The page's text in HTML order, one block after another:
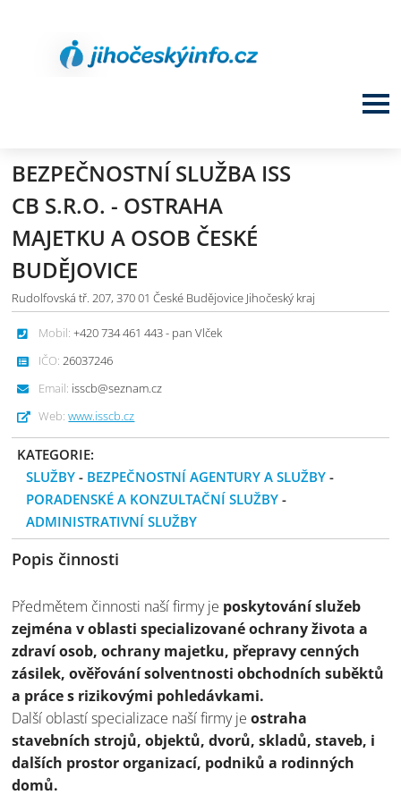
BEZPEČNOSTNÍ SLUŽBA ISS
CB S.R.O. - OSTRAHA
MAJETKU A OSOB ČESKÉ
BUDĚJOVICE
Rudolfovská tř. 207, 370 01 České Budějovice Jihočeský kraj
Mobil: +420 734 461 443 - pan Vlček
IČO: 26037246
Email: isscb@seznam.cz
Web: www.isscb.cz
KATEGORIE:
SLUŽBY - BEZPEČNOSTNÍ AGENTURY A SLUŽBY -
PORADENSKÉ A KONZULTAČNÍ SLUŽBY -
ADMINISTRATIVNÍ SLUŽBY
Popis činnosti
Předmětem činnosti naší firmy je poskytování služeb
zejména v oblasti specializované ochrany života a
zdraví osob, ochrany majetku, přepravy cenných
zásilek, ověřování solventnosti obchodních suběktů
a práce s rizikovými pohledávkami.
Další oblastí specializace naší firmy jeostraha
stavebních strojů, objektů, dvorů, skladů, staveb, i
dalších prostor organizací, podniků a rodinných
domů.